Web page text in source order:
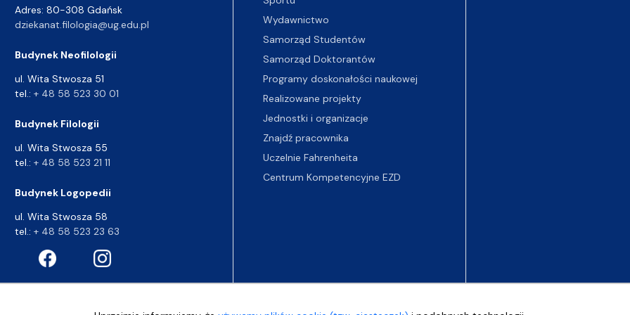
Adres: 80-308 Gdańsk
dziekanat.filologia@ug.edu.pl
Budynek Neofilologii
ul. Wita Stwosza 51
tel.: + 48 58 523 30 01
Budynek Filologii
ul. Wita Stwosza 55
tel.: + 48 58 523 21 11
Budynek Logopedii
ul. Wita Stwosza 58
tel.: + 48 58 523 23 63
Wydawnictwo
Samorząd Studentów
Samorząd Doktorantów
Programy doskonałości naukowej
Realizowane projekty
Jednostki i organizacje
Znajdź pracownika
Uczelnie Fahrenheita
Centrum Kompetencyjne EZD